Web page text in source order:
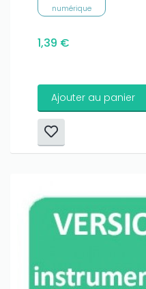
numérique
1,39 €
Ajouter au panier